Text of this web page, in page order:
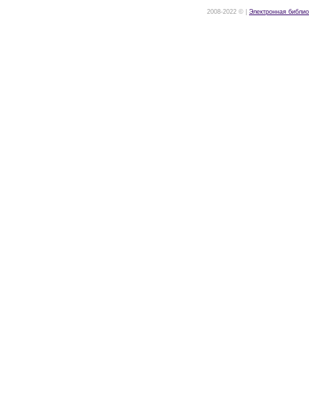
2008-2022 © | Электронная